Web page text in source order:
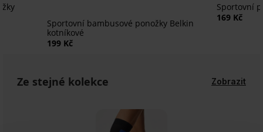
Sportovní bambusové ponožky Belkin
kotníkové
199 Kč
Sportovní
169 Kč
Ze stejné kolekce Zobrazit